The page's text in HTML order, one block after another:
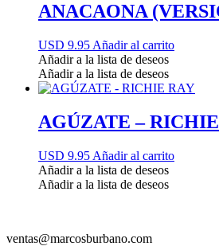
ANACAONA
USD 9.95 Añadir al carrito
Añadir a la lista de deseos
Añadir a la lista de deseos
AGÚZATE –
USD 9.95 Añadir al carrito
Añadir a la lista de deseos
Añadir a la lista de deseos
ventas@marcosburbano.com